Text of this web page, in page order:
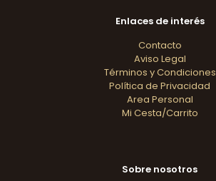
Enlaces de interés
Contacto
Aviso Legal
Términos y Condiciones
Política de Privacidad
Area Personal
Mi Cesta/Carrito
Sobre nosotros